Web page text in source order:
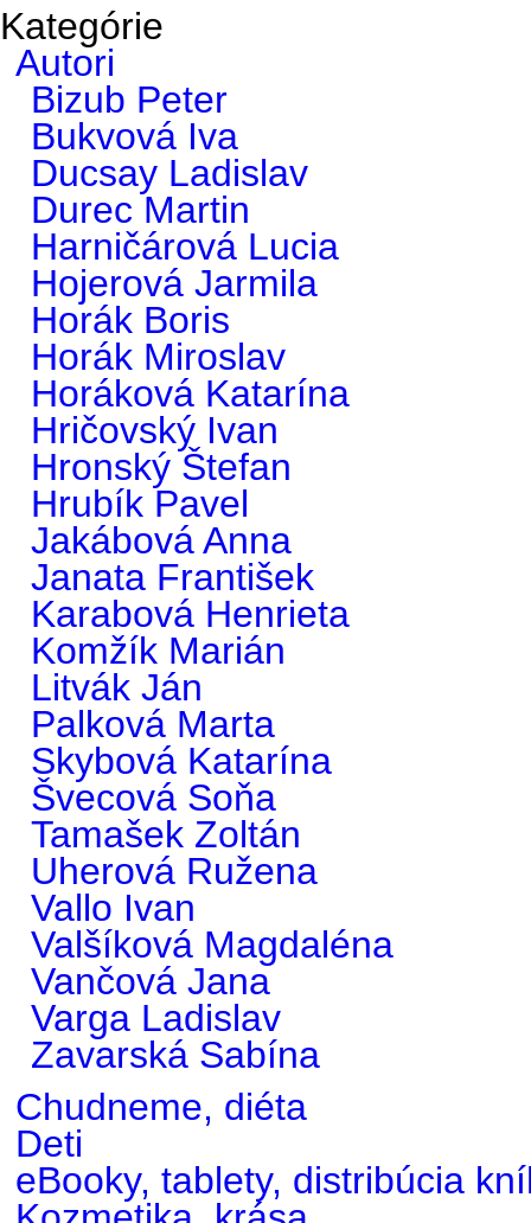
Kategórie
Autori
Bizub Peter
Bukvová Iva
Ducsay Ladislav
Durec Martin
Harničárová Lucia
Hojerová Jarmila
Horák Boris
Horák Miroslav
Horáková Katarína
Hričovský Ivan
Hronský Štefan
Hrubík Pavel
Jakábová Anna
Janata František
Karabová Henrieta
Komžík Marián
Litvák Ján
Palková Marta
Skybová Katarína
Švecová Soňa
Tamašek Zoltán
Uherová Ružena
Vallo Ivan
Valšíková Magdaléna
Vančová Jana
Varga Ladislav
Zavarská Sabína
Chudneme, diéta
Deti
eBooky, tablety, distribúcia